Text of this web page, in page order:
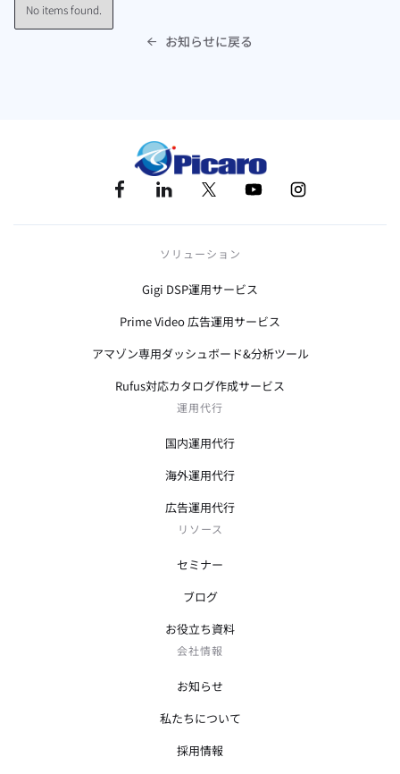
No items found.
 お知らせに戻る
ソリューション
Gigi DSP運用サービス
Prime Video 広告運用サービス
アマゾン専用ダッシュボード&分析ツール
Rufus対応カタログ作成サービス
運用代行
国内運用代行
海外運用代行
広告運用代行
リソース
セミナー
ブログ
お役立ち資料
会社情報
お知らせ
私たちについて
採用情報